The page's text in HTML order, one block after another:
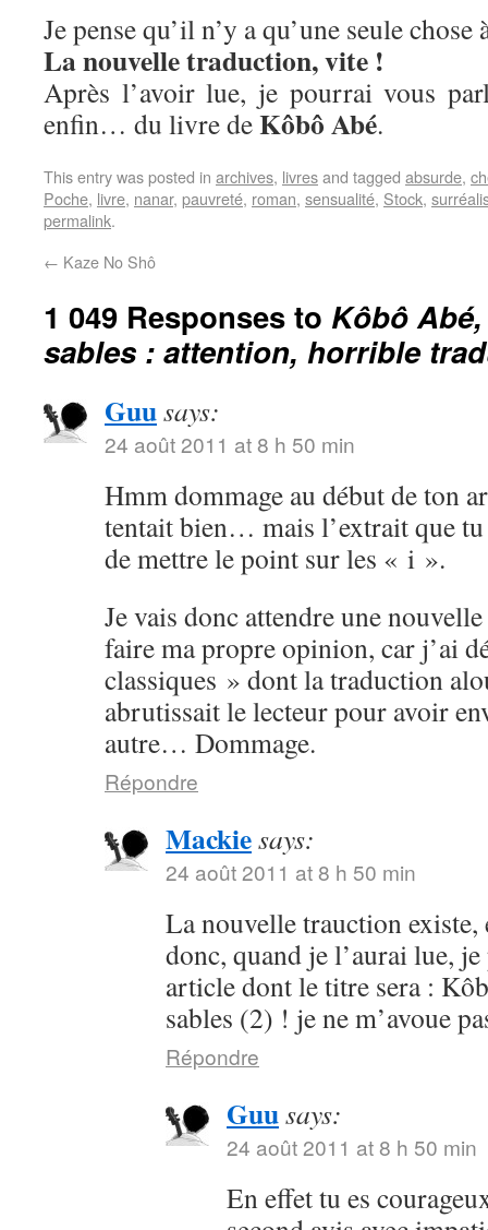
Je pense qu’il n’y a qu’une seule chose
La nouvelle traduction, vite !
Après l’avoir lue, je pourrai vous
enfin… du livre deKôbô Abé.
This entry was posted in archives, livresand tagged absurde,
Poche, livre, nanar, pauvreté, roman, sensualité, Stock,
permalink.
← Kaze No Shô
1 049 Responses to Kôbô
sables : attention, horrible
Guusays:
24 août 2011 at 8 h 50 min
Hmm dommage au début de ton
tentait bien… mais l’extrait que
de mettre le point sur les « i ».
Je vais donc attendre une
faire ma propre opinion, car j’ai
classiques » dont la traduction
abrutissait le lecteur pour avoir
autre… Dommage.
Répondre
Mackiesays:
24 août 2011 at 8 h 50 min
La nouvelle trauction
donc, quand je l’aurai lue,
article dont le titre sera :
sables (2) ! je ne m’avoue
Répondre
Guusays:
24 août 2011 at 8 h 50 min
En effet tu es